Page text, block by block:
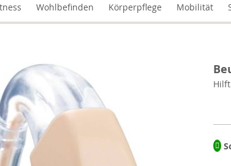
Wohlbefinden Körperpflege Mobilität